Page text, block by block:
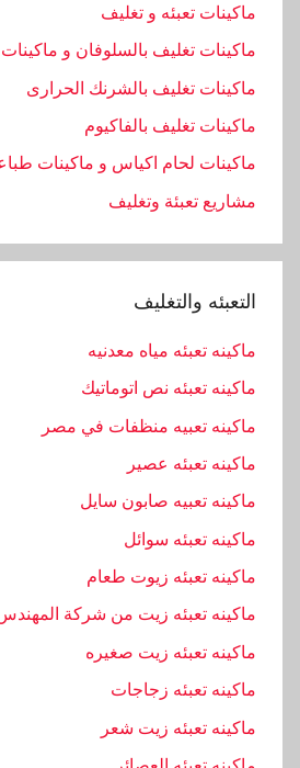
ماكينات تعبئه و تغليف
ماكينات تغليف بالسلوفان و
ماكينات تغليف بالشرنك الحرارى
ماكينات تغليف بالفاكيوم
ماكينات لحام اكياس و ماكينات
مشاريع تعبئة وتغليف
التعبئه والتغليف
ماكينه تعبئه مياه معدنيه
ماكينه تعبئه نص اتوماتيك
ماكينه تعبيه منظفات في مصر
ماكينه تعبئه عصير
ماكينه تعبيه صابون سايل
ماكينه تعبئه سوائل
ماكينه تعبئه زيوت طعام
ماكينه تعبئه زيت من شركة
ماكينه تعبئه زيت صغيره
ماكينه تعبئه زجاجات
ماكينه تعبئه زيت شعر